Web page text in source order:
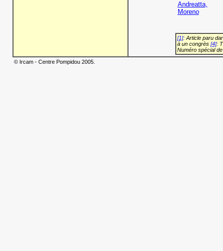
Andreatta,
Moreno
[1]: Article paru
à un congrès [4]:
Numéro spécial
© Ircam - Centre Pompidou 2005.